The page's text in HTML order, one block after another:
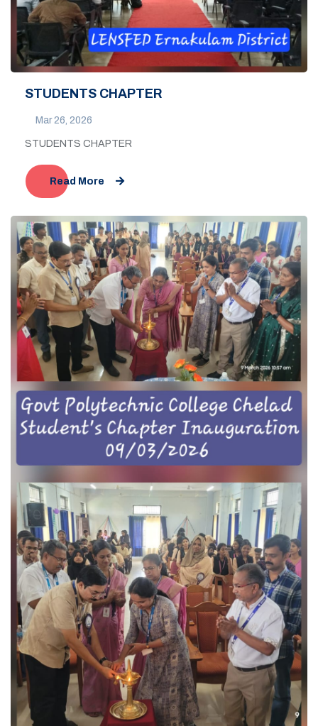
STUDENTS CHAPTER
Mar 26, 2026
STUDENTS CHAPTER
Read More